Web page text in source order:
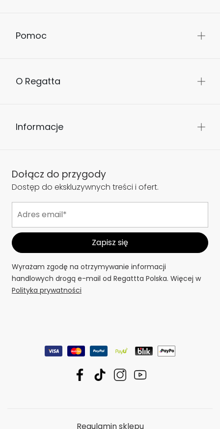
Pomoc
O Regatta
Informacje
Dołącz do przygody
Dostęp do ekskluzywnych treści i ofert.
Wyrażam zgodę na otrzymywanie informacji
handlowych drogą e-mail od Regattta Polska. Więcej w
Polityka prywatności
Regulamin sklepu